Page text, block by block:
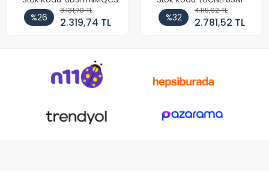
%26
3.131,70 TL
2.319,74 TL %32
4.115,62 TL
2.781,52 TL